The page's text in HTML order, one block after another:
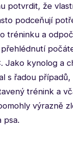
potvrdit, že
podceňují
tréninku a
Jako kynolog a
s řadou
trénink a
výrazně
psa.